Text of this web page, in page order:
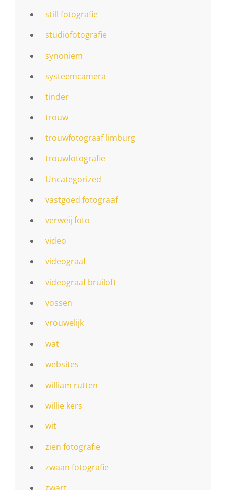
still fotografie
studiofotografie
synoniem
systeemcamera
tinder
trouw
trouwfotograaf limburg
trouwfotografie
Uncategorized
vastgoed fotograaf
verweij foto
video
videograaf
videograaf bruiloft
vossen
vrouwelijk
wat
websites
william rutten
willie kers
wit
zien fotografie
zwaan fotografie